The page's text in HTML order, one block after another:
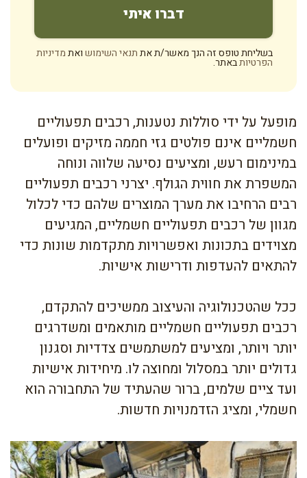
בשליחת טופס זה הנך מאשר/ת אתתנאי השימושואתמדיניות
הפרטיותבאתר.
מופעל על ידי סוללות נטענות, רכבים תפעוליים
חשמליים אינם פולטים גזי חממה מזיקים ופועלים
במינימום רעש, ומציעים נסיעה שלווה ונוחה
המשפרת את חווית הגולף. יצרני רכבים תפעוליים
רבים הרחיבו את מערך המוצרים שלהם כדי לכלול
מגוון של רכבים תפעוליים חשמליים, המגיעים
מצוידים בתכונות ואפשרויות מתקדמות שונות כדי
להתאים להעדפות ודרישות אישיות.
ככל שהטכנולוגיה והעיצוב ממשיכים להתקדם,
רכבים תפעוליים חשמליים מותאמים ומשדרגים
יותר ויותר, ומציעים למשתמשים צדדיות וסגנון
גדולים יותר במסלול ומחוצה לו. מיחידות אישיות
ועד ציים שלמים, ברור שהעתיד של התחבורה הוא
חשמלי, ומציג הזדמנויות חדשות.